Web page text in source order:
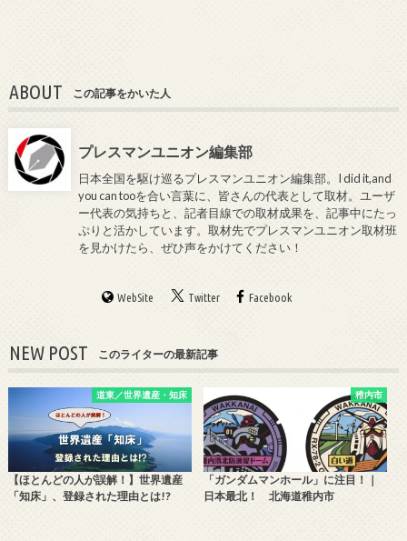
ABOUT この記事をかいた人
プレスマンユニオン編集部
日本全国を駆け巡るプレスマンユニオン編集部。I did it,and
you can tooを合い言葉に、皆さんの代表として取材。ユーザ
ー代表の気持ちと、記者目線での取材成果を、記事中にたっ
ぷりと活かしています。取材先でプレスマンユニオン取材班
を見かけたら、ぜひ声をかけてください！
WebSite Twitter Facebook
NEW POST このライターの最新記事
道東／世界遺産・知床
【ほとんどの人が誤解！】世界遺産
「知床」、登録された理由とは!?
稚内市
「ガンダムマンホール」に注目！｜
日本最北！ 北海道稚内市